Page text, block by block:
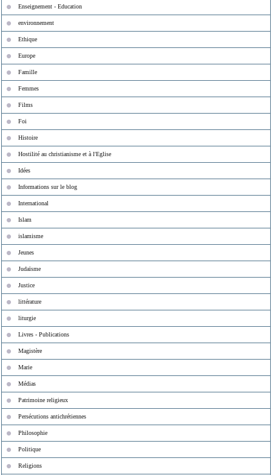
Enseignement - Education
environnement
Ethique
Europe
Famille
Femmes
Films
Foi
Histoire
Hostilité au christianisme et à l'Eglise
Idées
Informations sur le blog
International
Islam
islamisme
Jeunes
Judaïsme
Justice
littérature
liturgie
Livres - Publications
Magistère
Marie
Médias
Patrimoine religieux
Persécutions antichrétiennes
Philosophie
Politique
Religions